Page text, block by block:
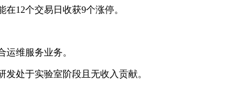
12个交易日收获9个涨停。
维服务业务。
处于实验室阶段且无收入贡献。